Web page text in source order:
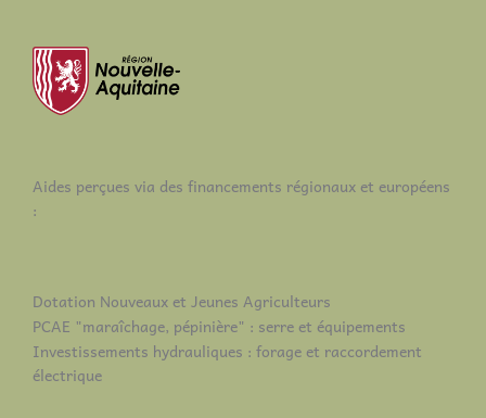
Aides perçues via des financements régionaux et européens
:
Dotation Nouveaux et Jeunes Agriculteurs
PCAE "maraîchage, pépinière" : serre et équipements
Investissements hydrauliques : forage et raccordement
électrique